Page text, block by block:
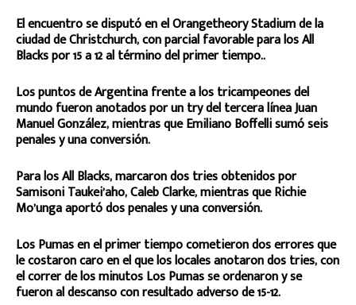
El encuentro se disputó en el Orangetheory Stadium de la
ciudad de Christchurch, con parcial favorable para los All
Blacks por 15 a 12 al término del primer tiempo..
Los puntos de Argentina frente a los tricampeones del
mundo fueron anotados por un try del tercera línea Juan
Manuel González, mientras que Emiliano Boffelli sumó seis
penales y una conversión.
Para los All Blacks, marcaron dos tries obtenidos por
Samisoni Taukei’aho, Caleb Clarke, mientras que Richie
Mo’unga aportó dos penales y una conversión.
Los Pumas en el primer tiempo cometieron dos errores que
le costaron caro en el que los locales anotaron dos tries, con
el correr de los minutos Los Pumas se ordenaron y se
fueron al descanso con resultado adverso de 15-12.